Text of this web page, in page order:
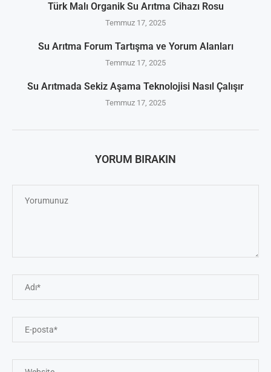
Türk Malı Organik Su Arıtma Cihazı Rosu
Temmuz 17, 2025
Su Arıtma Forum Tartışma ve Yorum Alanları
Temmuz 17, 2025
Su Arıtmada Sekiz Aşama Teknolojisi Nasıl Çalışır
Temmuz 17, 2025
YORUM BIRAKIN